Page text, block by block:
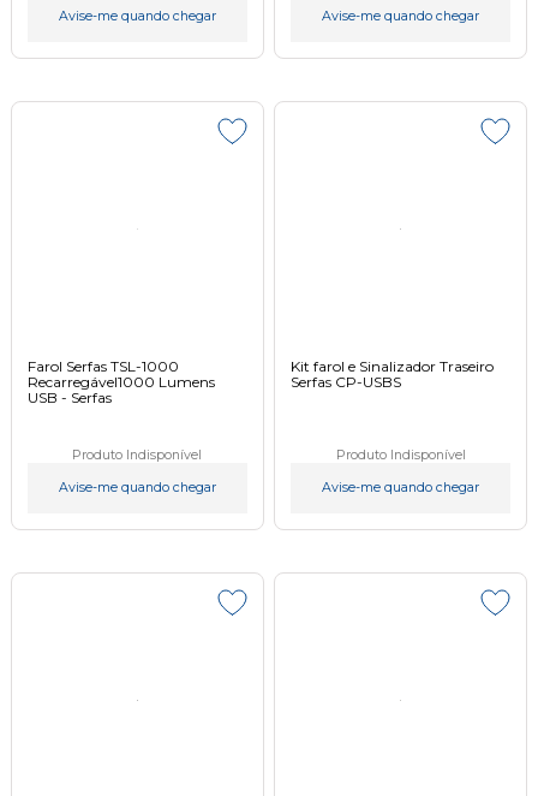
Avise-me quando chegar Avise-me quando chegar
Farol Serfas TSL-1000
Recarregável1000 Lumens
USB - Serfas
Produto Indisponível
Avise-me quando chegar
Kit farol e Sinalizador Traseiro
Serfas CP-USBS
Produto Indisponível
Avise-me quando chegar